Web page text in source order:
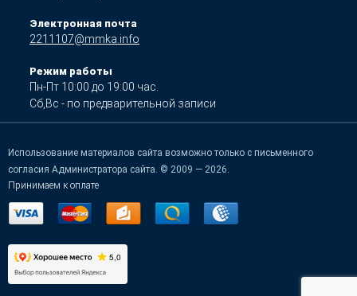
Электронная почта
2211107@mmka.info
Режим работы
Пн-Пт 10:00 до 19:00 час.
Сб,Вс - по предварительной записи
Использование материалов сайта возможно только с письменного
согласия Администратора сайта. © 2009 — 2026.
Принимаем к оплате